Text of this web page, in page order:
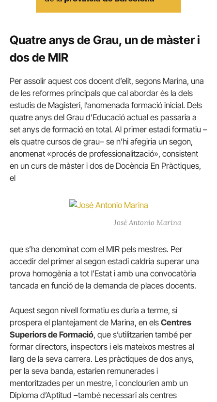
Quatre anys de Grau, un de màster i
dos de MIR
Per assolir aquest cos docent d’elit, segons Marina, una
de les reformes principals que cal abordar és la dels
estudis de Magisteri, l’anomenada formació inicial. Dels
quatre anys del Grau d’Educació actual es passaria a
set anys de formació en total. Al primer estadi formatiu –
els quatre cursos de grau– se n’hi afegiria un segon,
anomenat «procés de professionalització», consistent
en un curs de màster i dos de Docència En Pràctiques,
el
José Antonio Marina
que s’ha denominat com el MIR pels mestres. Per
accedir del primer al segon estadi caldria superar una
prova homogènia a tot l’Estat i amb una convocatòria
tancada en funció de la demanda de places docents.
Aquest segon nivell formatiu es duria a terme, si
prospera el plantejament de Marina, en els Centres
Superiors de Formació, que s’utilitzarien també per
formar directors, inspectors i els mateixos mestres al
llarg de la seva carrera. Les pràctiques de dos anys,
per la seva banda, estarien remunerades i
mentoritzades per un mestre, i conclourien amb un
Diploma d’Aptitud –també necessari als centres